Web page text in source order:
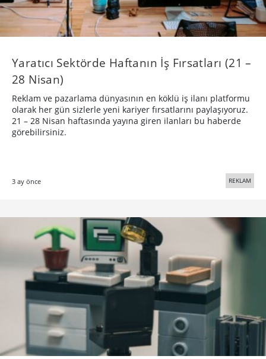
Yaratıcı Sektörde Haftanın İş Fırsatları (21 –
28 Nisan)
Reklam ve pazarlama dünyasının en köklü iş ilanı platformu
olarak her gün sizlerle yeni kariyer fırsatlarını paylaşıyoruz.
21 – 28 Nisan haftasında yayına giren ilanları bu haberde
görebilirsiniz.
3 ay önce REKLAM